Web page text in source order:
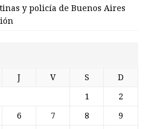
y policía de Buenos Aires
J V S D
1 2
6 7 8 9